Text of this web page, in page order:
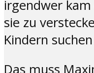
irgendwer
sie zu
Kindern
Das muss